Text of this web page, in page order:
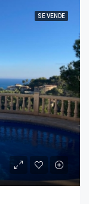
SE VENDE